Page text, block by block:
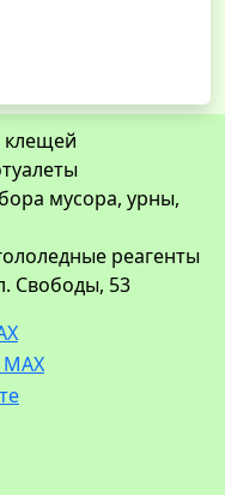
клещей
мусора, урны,
реагенты
Свободы, 53